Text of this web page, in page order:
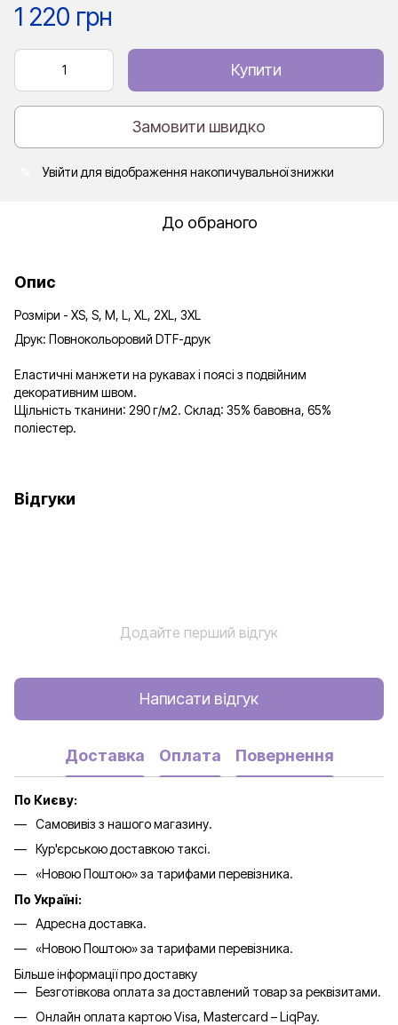
1 220 грн
Купити
Замовити швидко
Увійти для відображення накопичувальної знижки
До обраного
Опис
Розміри - XS, S, M, L, XL, 2XL, 3XL
Друк: Повнокольоровий DTF-друк
Еластичні манжети на рукавах і поясі з подвійним
декоративним швом.
Щільність тканини: 290 г/м2. Склад: 35% бавовна, 65%
поліестер.
Відгуки
Додайте перший відгук
Написати відгук
Доставка Оплата Повернення
По Києву:
Самовивіз з нашого магазину.
Кур'єрською доставкою таксі.
«Новою Поштою» за тарифами перевізника.
По Україні:
Адресна доставка.
«Новою Поштою» за тарифами перевізника.
Більше інформації про доставку
Безготівкова оплата за доставлений товар за реквізитами.
Онлайн оплата картою Visa, Mastercard – LiqPay.